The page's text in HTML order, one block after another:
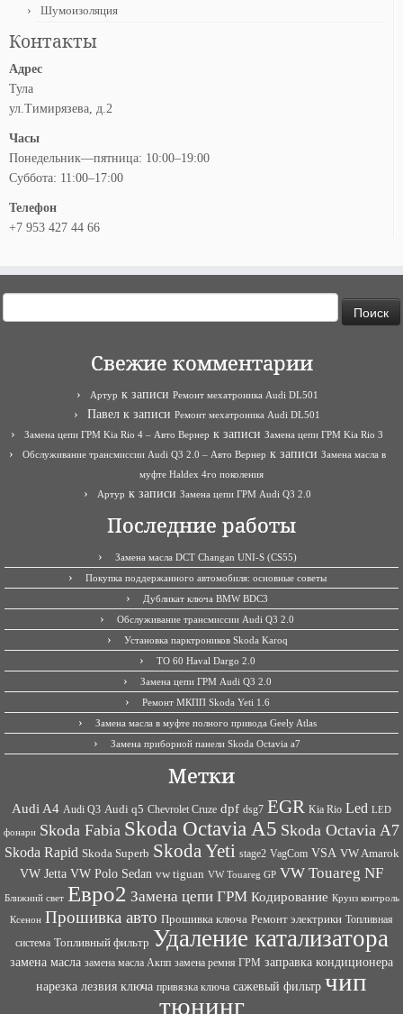
Шумоизоляция
Контакты
Адрес
Тула
ул.Тимирязева, д.2
Часы
Понедельник—пятница: 10:00–19:00
Суббота: 11:00–17:00
Телефон
+7 953 427 44 66
Свежие комментарии
Артур к записи Ремонт мехатроника Audi DL501
Павел к записи Ремонт мехатроника Audi DL501
Замена цепи ГРМ Kia Rio 4 – Авто Вернер к записи Замена цепи ГРМ Kia Rio 3
Обслуживание трансмиссии Audi Q3 2.0 – Авто Вернер к записи Замена масла в
муфте Haldex 4го поколения
Артур к записи Замена цепи ГРМ Audi Q3 2.0
Последние работы
Замена масла DCT Changan UNI-S (CS55)
Покупка поддержанного автомобиля: основные советы
Дубликат ключа BMW BDC3
Обслуживание трансмиссии Audi Q3 2.0
Установка парктроников Skoda Karoq
ТО 60 Haval Dargo 2.0
Замена цепи ГРМ Audi Q3 2.0
Ремонт МКПП Skoda Yeti 1.6
Замена масла в муфте полного привода Geely Atlas
Замена приборной панели Skoda Octavia a7
Метки
Audi A4 Audi Q3 Audi q5 Chevrolet Cruze dpf dsg7 EGR Kia Rio Led LED
фонари Skoda Fabia Skoda Octavia A5 Skoda Octavia A7
Skoda Rapid Skoda Superb Skoda Yeti stage2 VagCom VSA VW Amarok
VW Jetta VW Polo Sedan vw tiguan VW Touareg GP VW Touareg NF
Ближний свет Евро2 Замена цепи ГРМ Кодирование Круиз контроль
Ксенон Прошивка авто Прошивка ключа Ремонт электрики Топливная
система Топливный фильтр Удаление катализатора
замена масла замена масла Акпп замена ремня ГРМ заправка кондиционера
нарезка лезвия ключа привязка ключа сажевый фильтр чип
тюнинг